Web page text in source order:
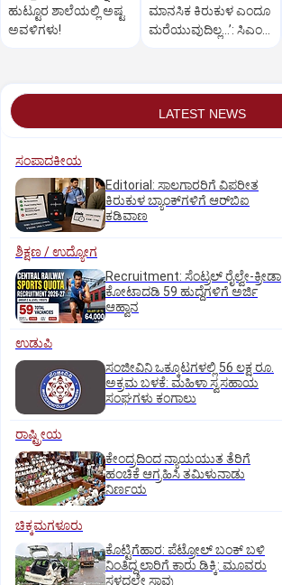
ಹುಟ್ಟೂರ ಶಾಲೆಯಲ್ಲಿ ಅಷ್ಟ
ಅವಳಿಗಳು!
ಮಾನಸಿಕ ಕಿರುಕುಳ ಎಂದೂ
ಮರೆಯುವುದಿಲ್ಲ…’: ಸಿಎಂ
LATEST NEWS
ಸಂಪಾದಕೀಯ
Editorial: ಸಾಲಗಾರರಿಗೆ ವಿಪರೀತ
ಕಿರುಕುಳ ಬ್ಯಾಂಕ್‌ಗಳಿಗೆ ಆರ್‌ಬಿಐ
ಕಡಿವಾಣ
ಶಿಕ್ಷಣ / ಉದ್ಯೋಗ
Recruitment: ಸೆಂಟ್ರಲ್‌ ರೈಲ್ವೇ-ಕ್ರೀಡಾ
ಕೋಟಾದಡಿ 59 ಹುದ್ದೆಗಳಿಗೆ ಅರ್ಜಿ
ಆಹ್ವಾನ
ಉಡುಪಿ
ಸಂಜೀವಿನಿ ಒಕ್ಕೂಟಗಳಲ್ಲಿ 56 ಲಕ್ಷ ರೂ.
ಅಕ್ರಮ ಬಳಕೆ: ಮಹಿಳಾ ಸ್ವಸಹಾಯ
ಸಂಘಗಳು ಕಂಗಾಲು
ರಾಷ್ಟ್ರೀಯ
ಕೇಂದ್ರದಿಂದ ನ್ಯಾಯಯುತ ತೆರಿಗೆ
ಹಂಚಿಕೆ ಆಗ್ರಹಿಸಿ ತಮಿಳುನಾಡು
ನಿರ್ಣಯ
ಚಿಕ್ಕಮಗಳೂರು
ಕೊಟ್ಟಿಗೆಹಾರ: ಪೆಟ್ರೋಲ್ ಬಂಕ್ ಬಳಿ
ನಿಂತಿದ್ದ ಲಾರಿಗೆ ಕಾರು ಡಿಕ್ಕಿ: ಮೂವರು
ಸ್ಥಳದಲ್ಲೇ ಸಾವು